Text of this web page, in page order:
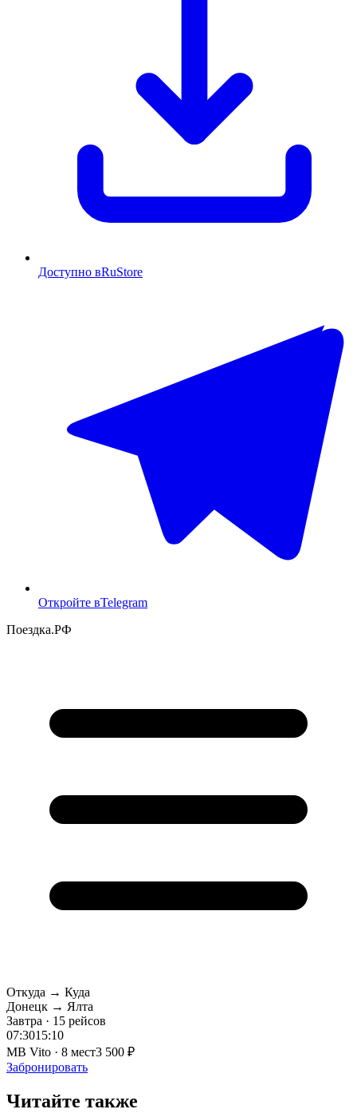
Доступно вRuStore
Откройте вTelegram
Поездка.РФ
Откуда → Куда
Донецк → Ялта
Завтра · 15 рейсов
07:3015:10
MB Vito · 8 мест3 500 ₽
Забронировать
Читайте также